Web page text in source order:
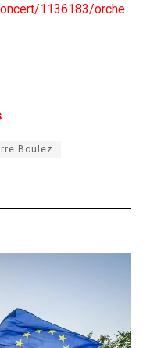
1136183/orche
Boulez